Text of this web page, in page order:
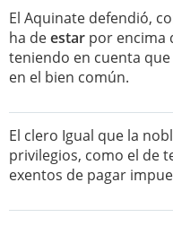
El Aquinate defendió,
ha deestar por encima
teniendo en cuenta
en el bien común.
El clero Igual que la
privilegios, como el de
exentos de pagar